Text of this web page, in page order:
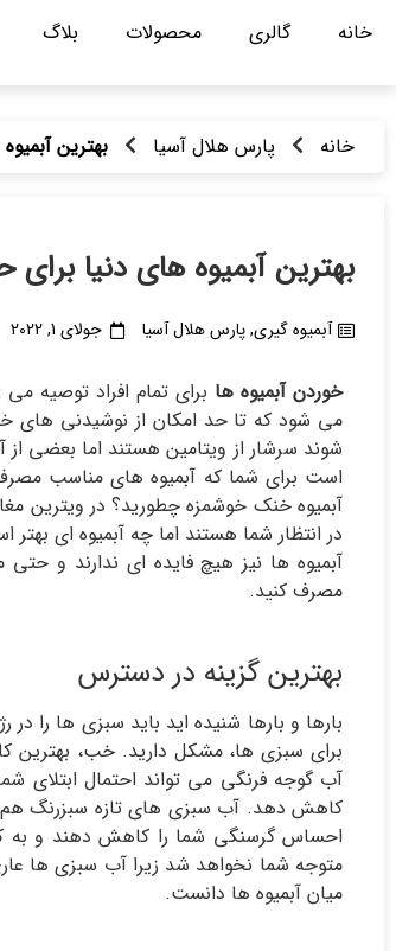
خانه گالری محصولات بلاگ
خانه پارس هلال آسیا بهترین
بهترین آبمیوه های دنیا
آبمیوه گیری,پارس هلال آسیا جولای 1, 2022
خوردن آبمیوه ها برای تمام افراد توصیه
می شود که تا حد امکان از نوشیدنی های
شوند سرشار از ویتامین هستند اما بعضی از
است برای شما که آبمیوه های مناسب
آبمیوه خنک خوشمزه چطورید؟ در ویترین
در انتظار شما هستند اما چه آبمیوه ای
آبمیوه ها نیز هیچ فایده ای ندارند و
مصرف کنید.
بهترین گزینه در دسترس
بارها و بارها شنیده اید باید سبزی ها را
برای سبزی ها، مشکل دارید. خب، بهترین
آب گوجه فرنگی می تواند احتمال ابتلای
کاهش دهد. آب سبزی های تازه سبزرنگ هم
احساس گرسنگی شما را کاهش دهند و به
متوجه شما نخواهد شد زیرا آب سبزی ها
میان آبمیوه ها دانست.